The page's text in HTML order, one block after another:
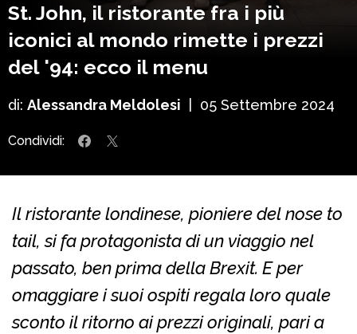
St. John, il ristorante fra i più
iconici al mondo rimette i prezzi
del '94: ecco il menu
di: Alessandra Meldolesi 05 Settembre 2024
Condividi:
Il ristorante londinese, pioniere del nose to
tail, si fa protagonista di un viaggio nel
passato, ben prima della Brexit. E per
omaggiare i suoi ospiti regala loro quale
sconto il ritorno ai prezzi originali, pari a